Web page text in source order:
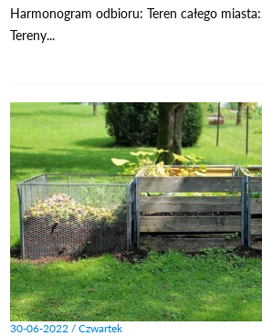
Harmonogram odbioru: Teren całego
Tereny...
30-06-2022 / Czwartek